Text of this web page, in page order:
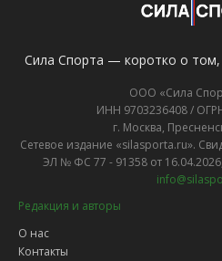
Сила Спорта — коротко о том,
ООО «Сила
ИНН 9703236408 /
г. Москва,
Сетевое издание «silasporta.ru».
ЭЛ № ФС 77 - 91358 от
Редакция и авторы
О нас
Контакты